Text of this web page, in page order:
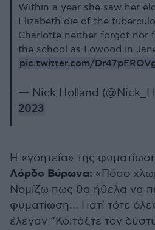
Within a year she saw her
Elizabeth die of the
Charlotte neither forgot nor
the school as Lowood in
pic.twitter.com/
— Nick Holland
2023
Η «γοητεία» της
Λόρδο Βύρωνα: «Πόσο
Νομίζω πως θα ήθελα να
φυματίωση… Γιατί τότε
έλεγαν “Κοιτάξτε τον